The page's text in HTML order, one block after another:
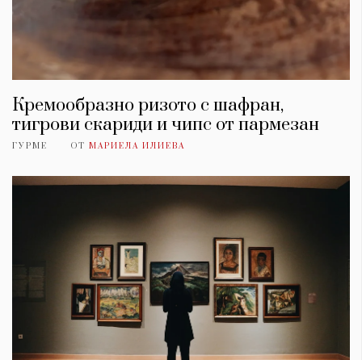
Кремообразно ризото с шафран,
тигрови скариди и чипс от пармезан
ГУРМЕ ОТ МАРИЕЛА ИЛИЕВА